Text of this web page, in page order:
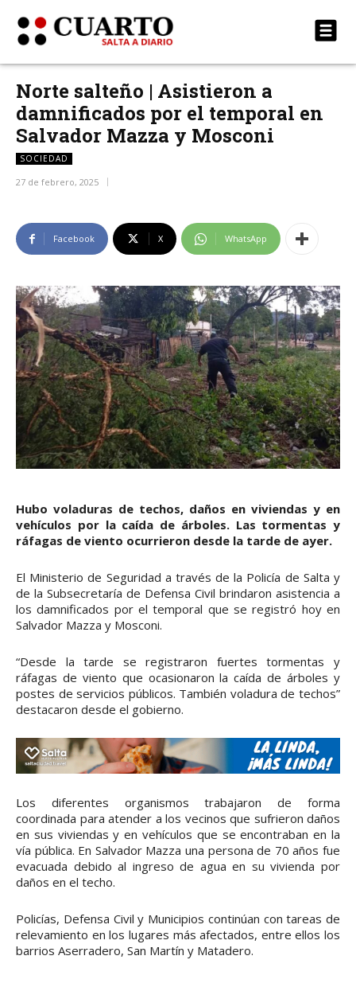
Norte salteño | Asistieron a
damnificados por el temporal en
Salvador Mazza y Mosconi
SOCIEDAD
27 de febrero, 2025
Facebook X WhatsApp
Hubo voladuras de techos, daños en viviendas y en
vehículos por la caída de árboles. Las tormentas y
ráfagas de viento ocurrieron desde la tarde de ayer.
El Ministerio de Seguridad a través de la Policía de Salta y
de la Subsecretaría de Defensa Civil brindaron asistencia a
los damnificados por el temporal que se registró hoy en
Salvador Mazza y Mosconi.
“Desde la tarde se registraron fuertes tormentas y
ráfagas de viento que ocasionaron la caída de árboles y
postes de servicios públicos. También voladura de techos”
destacaron desde el gobierno.
Los diferentes organismos trabajaron de forma
coordinada para atender a los vecinos que sufrieron daños
en sus viviendas y en vehículos que se encontraban en la
vía pública. En Salvador Mazza una persona de 70 años fue
evacuada debido al ingreso de agua en su vivienda por
daños en el techo.
Policías, Defensa Civil y Municipios continúan con tareas de
relevamiento en los lugares más afectados, entre ellos los
barrios Aserradero, San Martín y Matadero.